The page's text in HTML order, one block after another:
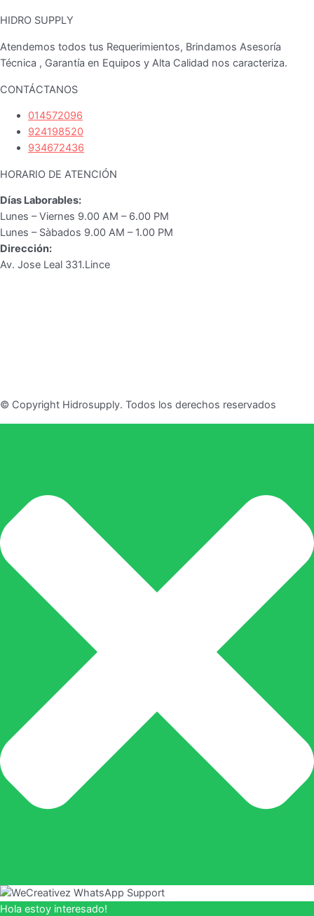
HIDRO SUPPLY
Atendemos todos tus Requerimientos, Brindamos Asesoría
Técnica , Garantía en Equipos y Alta Calidad nos caracteriza.
CONTÁCTANOS
014572096
924198520
934672436
HORARIO DE ATENCIÓN
Días Laborables:
Lunes – Viernes 9.00 AM – 6.00 PM
Lunes – Sàbados 9.00 AM – 1.00 PM
Dirección:
Av. Jose Leal 331.Lince
© Copyright Hidrosupply. Todos los derechos reservados
Hola estoy interesado!